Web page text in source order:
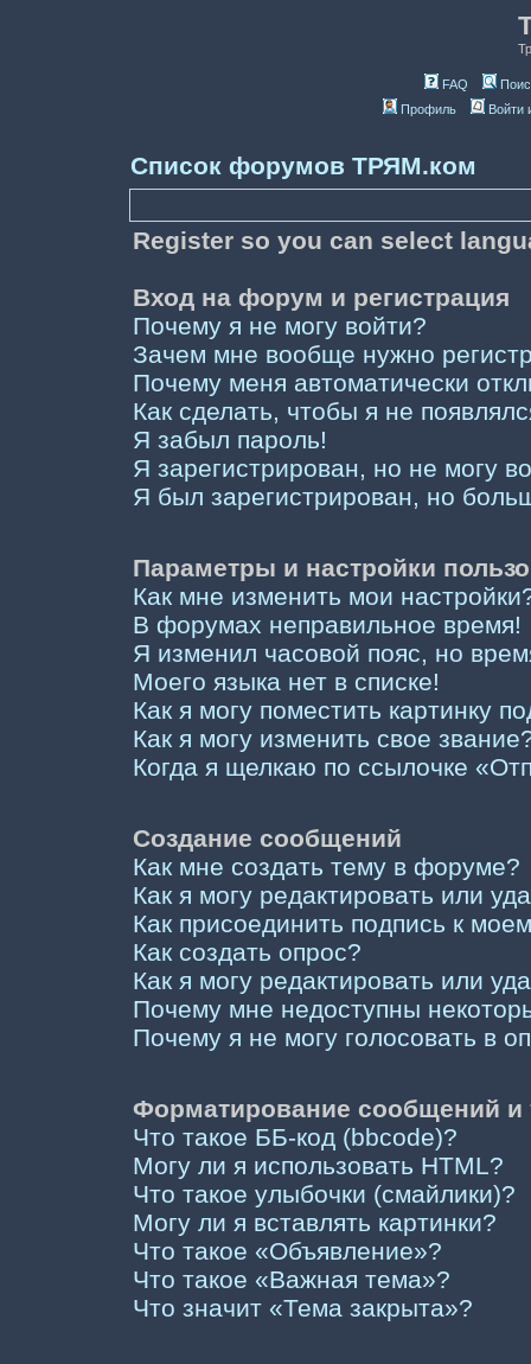
FAQ
Профиль
Войти
Список форумов ТРЯМ.ком
Register so you can select
Вход на форум и регистрация
Почему я не могу войти?
Зачем мне вообще нужно
Почему меня автоматически
Как сделать, чтобы я не
Я забыл пароль!
Я зарегистрирован, но не могу
Я был зарегистрирован, но
Параметры и настройки
Как мне изменить мои
В форумах неправильное время!
Я изменил часовой пояс, но
Моего языка нет в списке!
Как я могу поместить картинку
Как я могу изменить свое
Когда я щелкаю по ссылочке
Создание сообщений
Как мне создать тему в форуме?
Как я могу редактировать или
Как присоединить подпись к
Как создать опрос?
Как я могу редактировать или
Почему мне недоступны
Почему я не могу голосовать в
Форматирование сообщений
Что такое ББ-код (bbcode)?
Могу ли я использовать HTML?
Что такое улыбочки (смайлики)?
Могу ли я вставлять картинки?
Что такое «Объявление»?
Что такое «Важная тема»?
Что значит «Тема закрыта»?